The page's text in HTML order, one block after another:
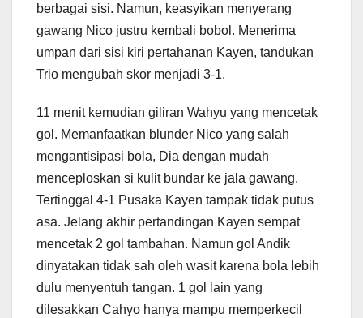
berbagai sisi. Namun, keasyikan menyerang
gawang Nico justru kembali bobol. Menerima
umpan dari sisi kiri pertahanan Kayen, tandukan
Trio mengubah skor menjadi 3-1.
11 menit kemudian giliran Wahyu yang mencetak
gol. Memanfaatkan blunder Nico yang salah
mengantisipasi bola, Dia dengan mudah
menceploskan si kulit bundar ke jala gawang.
Tertinggal 4-1 Pusaka Kayen tampak tidak putus
asa. Jelang akhir pertandingan Kayen sempat
mencetak 2 gol tambahan. Namun gol Andik
dinyatakan tidak sah oleh wasit karena bola lebih
dulu menyentuh tangan. 1 gol lain yang
dilesakkan Cahyo hanya mampu memperkecil